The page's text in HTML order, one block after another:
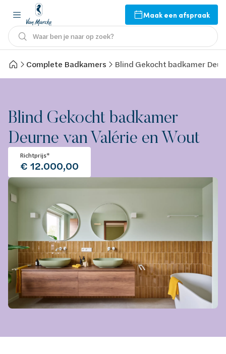
Maak een afspraak
Waar ben je naar op zoek?
Complete Badkamers Blind Gekocht badkamer
Blind Gekocht badkamer
Deurne van Valérie en Wout
Richtprijs*
€ 12.000,00